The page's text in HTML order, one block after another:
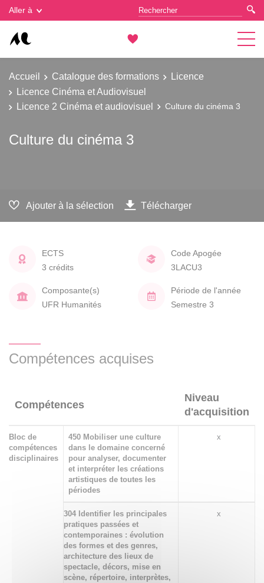
Aller à
Accueil Catalogue des formations
Licence
Licence Cinéma et Audiovisuel
Licence 2 Cinéma et audiovisuel
Culture du cinéma 3
Culture du cinéma 3
Ajouter à la sélection Télécharger
ECTS
3 crédits
Code Apogée
3LACU3
Composante(s)
UFR Humanités
Période de l'année
Semestre 3
Compétences acquises
Compétences
Niveau
d'acquisition
Bloc de
compétences
disciplinaires
450 Mobiliser une culture
dans le domaine concerné
pour analyser, documenter
et interpréter les créations
artistiques de toutes les
périodes
x
304 Identifier les principales
pratiques passées et
contemporaines : évolution
des formes et des genres,
architecture des lieux de
spectacle, décors, mise en
scène, répertoire, interprètes,
x
Gestion des cookies